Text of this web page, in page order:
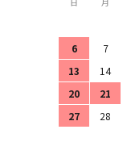
6
7
13
14
20
21
27
28